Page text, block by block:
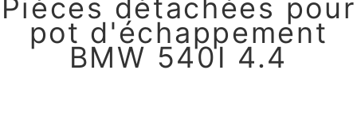
Pièces détachées pour
pot d'échappement
BMW 540I 4.4